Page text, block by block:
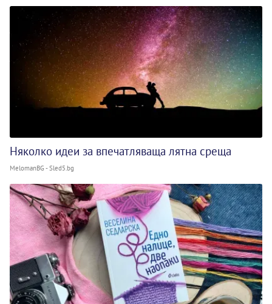
Няколко идеи за впечатляваща лятна среща
MelomanBG - Sled5.bg